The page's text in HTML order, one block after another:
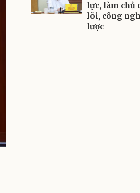
lực, làm chủ
lõi, công
lược